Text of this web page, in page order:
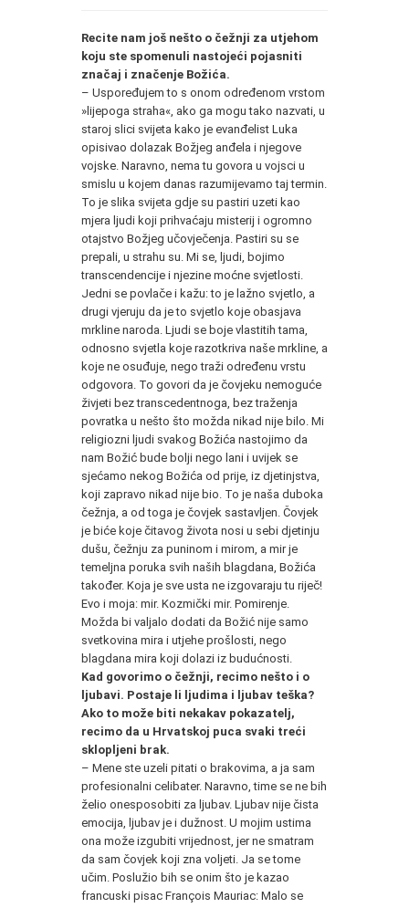
Recite nam još nešto o čežnji za utjehom
koju ste spomenuli nastojeći pojasniti
značaj i značenje Božića.
– Uspoređujem to s onom određenom vrstom
»lijepoga straha«, ako ga mogu tako nazvati, u
staroj slici svijeta kako je evanđelist Luka
opisivao dolazak Božjeg anđela i njegove
vojske. Naravno, nema tu govora u vojsci u
smislu u kojem danas razumijevamo taj termin.
To je slika svijeta gdje su pastiri uzeti kao
mjera ljudi koji prihvaćaju misterij i ogromno
otajstvo Božjeg učovječenja. Pastiri su se
prepali, u strahu su. Mi se, ljudi, bojimo
transcendencije i njezine moćne svjetlosti.
Jedni se povlače i kažu: to je lažno svjetlo, a
drugi vjeruju da je to svjetlo koje obasjava
mrkline naroda. Ljudi se boje vlastitih tama,
odnosno svjetla koje razotkriva naše mrkline, a
koje ne osuđuje, nego traži određenu vrstu
odgovora. To govori da je čovjeku nemoguće
živjeti bez transcedentnoga, bez traženja
povratka u nešto što možda nikad nije bilo. Mi
religiozni ljudi svakog Božića nastojimo da
nam Božić bude bolji nego lani i uvijek se
sjećamo nekog Božića od prije, iz djetinjstva,
koji zapravo nikad nije bio. To je naša duboka
čežnja, a od toga je čovjek sastavljen. Čovjek
je biće koje čitavog života nosi u sebi djetinju
dušu, čežnju za puninom i mirom, a mir je
temeljna poruka svih naših blagdana, Božića
također. Koja je sve usta ne izgovaraju tu riječ!
Evo i moja: mir. Kozmički mir. Pomirenje.
Možda bi valjalo dodati da Božić nije samo
svetkovina mira i utjehe prošlosti, nego
blagdana mira koji dolazi iz budućnosti.
Kad govorimo o čežnji, recimo nešto i o
ljubavi. Postaje li ljudima i ljubav teška?
Ako to može biti nekakav pokazatelj,
recimo da u Hrvatskoj puca svaki treći
sklopljeni brak.
– Mene ste uzeli pitati o brakovima, a ja sam
profesionalni celibater. Naravno, time se ne bih
želio onesposobiti za ljubav. Ljubav nije čista
emocija, ljubav je i dužnost. U mojim ustima
ona može izgubiti vrijednost, jer ne smatram
da sam čovjek koji zna voljeti. Ja se tome
učim. Poslužio bih se onim što je kazao
francuski pisac François Mauriac: Malo se